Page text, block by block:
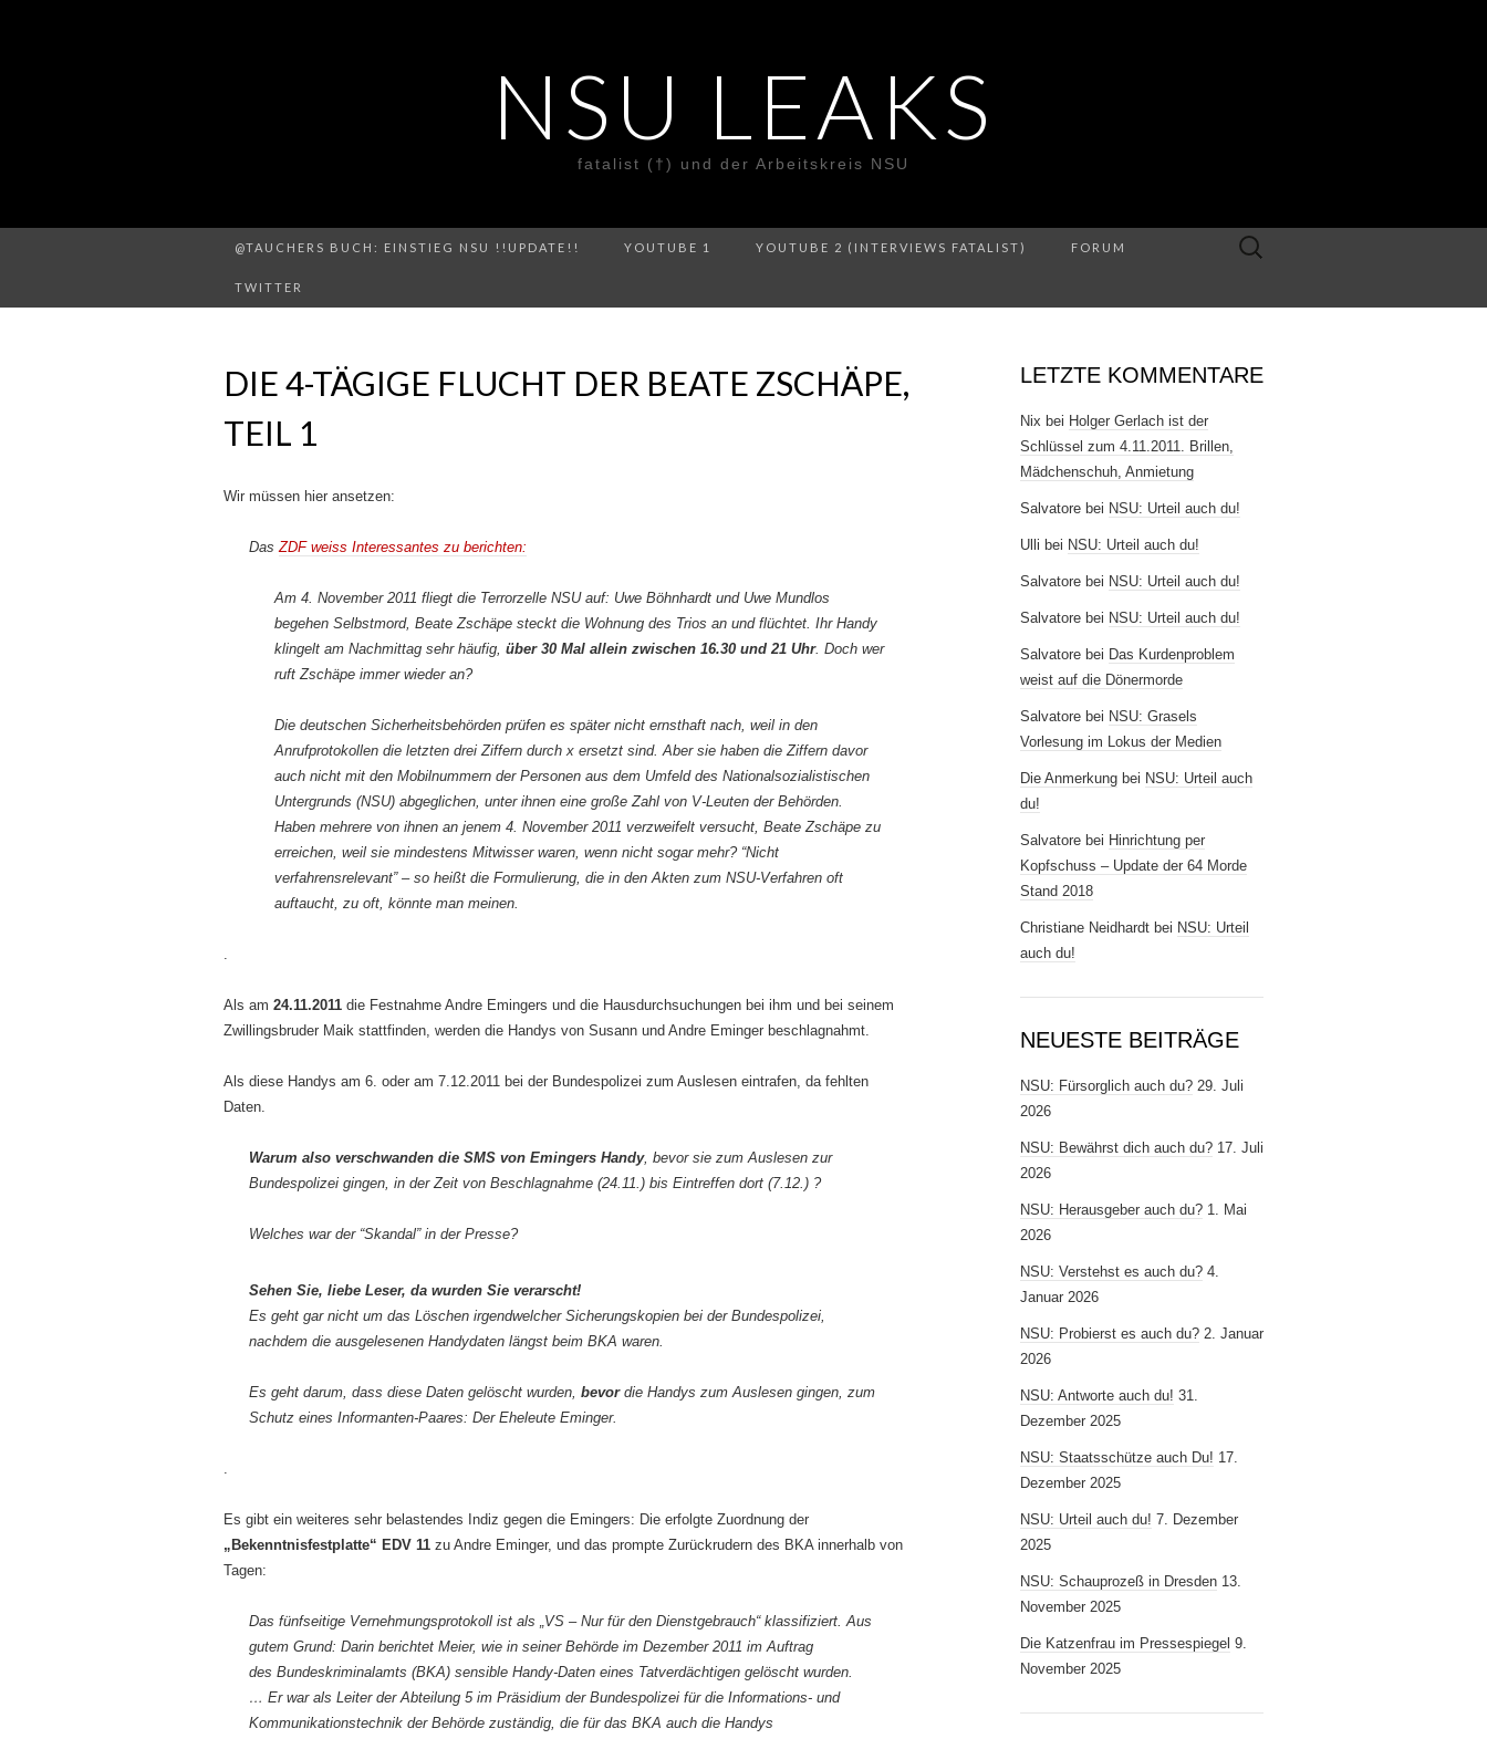
NSU LEAKS
fatalist (†) und der Arbeitskreis NSU
@TAUCHERS BUCH: EINSTIEG NSU !!UPDATE!! YOUTUBE 1 YOUTUBE 2 (INTERVIEWS FATALIST) FORUM
TWITTER
Suche
DIE 4-TÄGIGE FLUCHT DER BEATE ZSCHÄPE,
TEIL 1
Wir müssen hier ansetzen:
DasZDF weiss Interessantes zu berichten:
Am 4. November 2011 fliegt die Terrorzelle NSU auf: Uwe Böhnhardt und Uwe Mundlos
begehen Selbstmord, Beate Zschäpe steckt die Wohnung des Trios an und flüchtet. Ihr Handy
klingelt am Nachmittag sehr häufig, über 30 Mal allein zwischen 16.30 und 21 Uhr. Doch wer
ruft Zschäpe immer wieder an?
Die deutschen Sicherheitsbehörden prüfen es später nicht ernsthaft nach, weil in den
Anrufprotokollen die letzten drei Ziffern durch x ersetzt sind. Aber sie haben die Ziffern davor
auch nicht mit den Mobilnummern der Personen aus dem Umfeld des Nationalsozialistischen
Untergrunds (NSU) abgeglichen, unter ihnen eine große Zahl von V-Leuten der Behörden.
Haben mehrere von ihnen an jenem 4. November 2011 verzweifelt versucht, Beate Zschäpe zu
erreichen, weil sie mindestens Mitwisser waren, wenn nicht sogar mehr? “Nicht
verfahrensrelevant” – so heißt die Formulierung, die in den Akten zum NSU-Verfahren oft
auftaucht, zu oft, könnte man meinen.
.
Als am 24.11.2011 die Festnahme Andre Emingers und die Hausdurchsuchungen bei ihm und bei seinem
Zwillingsbruder Maik stattfinden, werden die Handys von Susann und Andre Eminger beschlagnahmt.
Als diese Handys am 6. oder am 7.12.2011 bei der Bundespolizei zum Auslesen eintrafen, da fehlten
Daten.
Warum also verschwanden die SMS von Emingers Handy, bevor sie zum Auslesen zur
Bundespolizei gingen, in der Zeit von Beschlagnahme (24.11.) bis Eintreffen dort (7.12.) ?
Welches war der “Skandal” in der Presse?
Sehen Sie, liebe Leser, da wurden Sie verarscht!
Es geht gar nicht um das Löschen irgendwelcher Sicherungskopien bei der Bundespolizei,
nachdem die ausgelesenen Handydaten längst beim BKA waren.
Es geht darum, dass diese Daten gelöscht wurden, bevordie Handys zum Auslesen gingen, zum
Schutz eines Informanten-Paares: Der Eheleute Eminger.
.
Es gibt ein weiteres sehr belastendes Indiz gegen die Emingers: Die erfolgte Zuordnung der
„Bekenntnisfestplatte“ EDV 11 zu Andre Eminger, und das prompte Zurückrudern des BKA innerhalb von
Tagen:
Das fünfseitige Vernehmungsprotokoll ist als „VS – Nur für den Dienstgebrauch“ klassifiziert. Aus
gutem Grund: Darin berichtet Meier, wie in seiner Behörde im Dezember 2011 im Auftrag
des Bundeskriminalamts (BKA) sensible Handy-Daten eines Tatverdächtigen gelöscht wurden.
… Er war als Leiter der Abteilung 5 im Präsidium der Bundespolizei für die Informations- und
Kommunikationstechnik der Behörde zuständig, die für das BKA auch die Handys
LETZTE KOMMENTARE
Nix bei Holger Gerlach ist der
Schlüssel zum 4.11.2011. Brillen,
Mädchenschuh, Anmietung
Salvatore bei NSU: Urteil auch du!
Ulli bei NSU: Urteil auch du!
Salvatore bei NSU: Urteil auch du!
Salvatore bei NSU: Urteil auch du!
Salvatore bei Das Kurdenproblem
weist auf die Dönermorde
Salvatore bei NSU: Grasels
Vorlesung im Lokus der Medien
Die Anmerkung bei NSU: Urteil auch
du!
Salvatore bei Hinrichtung per
Kopfschuss – Update der 64 Morde
Stand 2018
Christiane Neidhardt bei NSU: Urteil
auch du!
NEUESTE BEITRÄGE
NSU: Fürsorglich auch du? 29. Juli
2026
NSU: Bewährst dich auch du? 17. Juli
2026
NSU: Herausgeber auch du? 1. Mai
2026
NSU: Verstehst es auch du? 4.
Januar 2026
NSU: Probierst es auch du? 2. Januar
2026
NSU: Antworte auch du! 31.
Dezember 2025
NSU: Staatsschütze auch Du! 17.
Dezember 2025
NSU: Urteil auch du! 7. Dezember
2025
NSU: Schauprozeß in Dresden 13.
November 2025
Die Katzenfrau im Pressespiegel 9.
November 2025